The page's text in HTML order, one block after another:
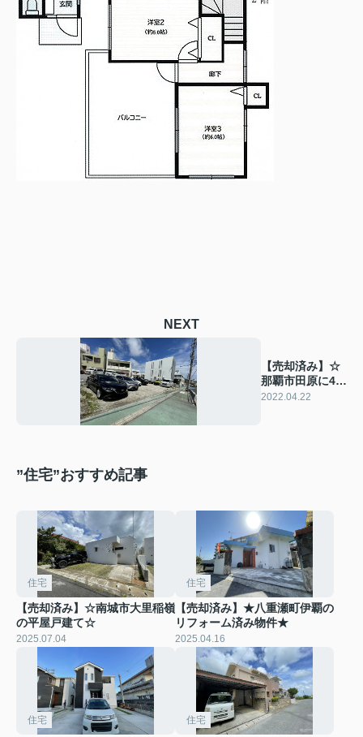
NEXT
【売却済み】☆
那覇市田原に49
坪の売り土地で
2022.04.22
”住宅”おすすめ記事
住宅
【売却済み】☆南城市大里稲嶺
の平屋戸建て☆
2025.07.04
住宅
【売却済み】★八重瀬町伊覇の
リフォーム済み物件★
2025.04.16
住宅 住宅